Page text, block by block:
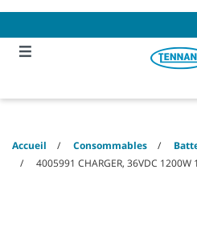
content
navigation
menu
Accueil Consommables
4005991 CHARGER, 36VDC 1200W